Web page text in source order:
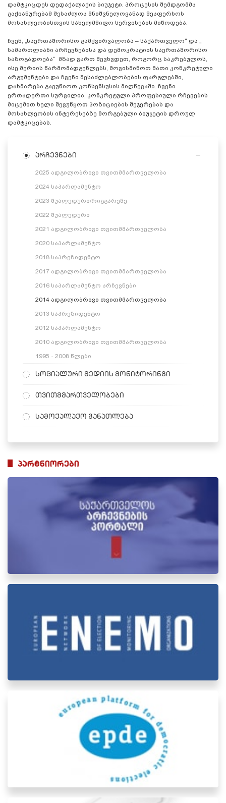
დამტკიცდეს დედაქალაქის ბიუჯეტი. პროცესის შემდგომმა
გაჭიანურებამ შესაძლოა მნიშვნელოვანად შეაფერხოს
მოსახლეობისთვის სახელმწიფო სერვისების მიწოდება.
ჩვენ, „საერთაშორისო გამჭვირვალობა – საქართველო“ და „
სამართლიანი არჩევნებისა და დემოკრატიის საერთაშორისო
საზოგადოება“ მზად ვართ შევხვდეთ, როგორც საკრებულოს,
ისე მერიის წარმომადგენლებს, მოვისმინოთ მათი კონკრეტული
არგუმენტები და ჩვენი შესაძლებლობების ფარგლებში,
დახმარება გავუწიოთ კონსენსუსის მიღწევაში. ჩვენი
ერთადერთი სურვილია, კონკრეტული პროფესიული რჩევების
მიცემით ხელი შევუწყოთ პოზიციების შეჯერებას და
მოსახლეობის ინტერესებზე მორგებული ბიუჯეტის დროულ
დამტკიცებას.
არჩევნები
2025 ადგილობრივი თვითმმართველობა
2024 საპარლამენტო
2023 შუალედური/რიგგარეშე
2022 შუალედური
2021 ადგილობრივი თვითმმართველობა
2020 საპარლამენტო
2018 საპრეზიდენტო
2017 ადგილობრივი თვითმმართველობა
2016 საპარლამენტო არჩევნები
2014 ადგილობრივი თვითმმართველობა
2013 საპრეზიდენტო
2012 საპარლამენტო
2010 ადგილობრივი თვითმმართველობა
1995 - 2008 წლები
სოციალური მედიის მონიტორინგი
თვითმმართველობები
სამოქალაქო განათლება
პარტნიორები